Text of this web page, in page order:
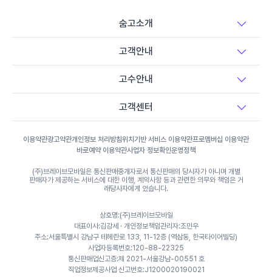
장애인 편의시설 설치
체육시설/운동기구 설치
숨고소개
고객안내
고수안내
고객센터
이용약관광고약관개인정보 처리방침위치기반 서비스 이용약관프로멤버십 이용약관
바로예약 이용약관사업자 정보확인운영정책
(주)브레이브모바일은 통신판매중개자로서 통신판매의 당사자가 아니며 개별
판매자가 제공하는 서비스에 대한 이행, 계약사항 등과 관련한 의무와 책임은 거
래당사자에게 있습니다.
상호명:(주)브레이브모바일
대표이사:김강세 · 개인정보책임관리자:조민우
주소:서울특별시 강남구 테헤란로 133, 11-12층 (역삼동, 한국타이어빌딩)
사업자등록번호:120-88-22325
통신판매업신고증:제 2021-서울강남-00551 호
직업정보제공사업 신고번호:J1200020190021